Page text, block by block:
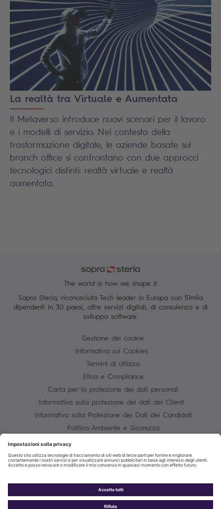
La realtà tra Virtuale e Aumentata
Il Metaverso introduce nuovi scenari per il lavoro
e i modelli di servizio. Nel contesto della
trasformazione digitale, le aziende basate sui
branch office si confrontano con due approcci
tecnologici distinti: realtà virtuale e realtà
aumentata.
The world is how we shape it
Sopra Steria, riconosciuta Tech leader in Europa con 51mila
dipendenti in 30 paesi, offre servizi digitali, di consulenza e di
sviluppo software.
Gestione dei cookie
Informativa sui Cookies
Termini di utilizzo
Etica e Compliance
Carta per la protezione dei dati personali
Informativa sulla protezione dei dati dei Clienti
Informativa sulla Protezione dei Dati dei Candidati
Politica Ambiente e Sicurezza
Contatti
P.IVA 10850910158